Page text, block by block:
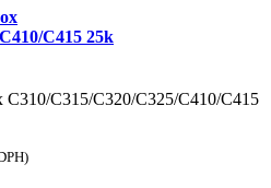
C415 25k
C310/C315/C320/C325/C410/C415